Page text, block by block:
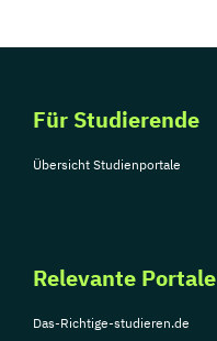
Für Studierende
Übersicht Studienportale
Relevante Portale
Das-Richtige-studieren.de